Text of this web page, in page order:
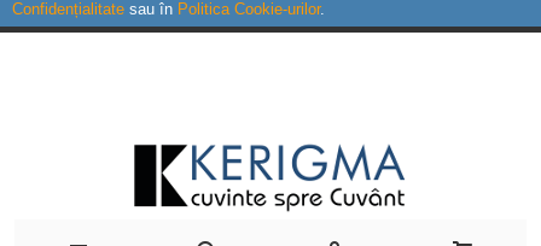
Confidențialitate sau în Politica Cookie-urilor.